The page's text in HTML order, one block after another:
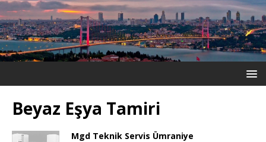
Beyaz Eşya Tamiri
Mgd Teknik Servis Ümraniye